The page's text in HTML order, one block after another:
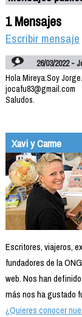
1 Mensajes
Escribir mensaje
26/03/2022 -
Hola Mireya.Soy
jocafu83@gmail.com
Saludos.
Xavi y Carme
Escritores, viajeros,
fundadores de la
web. Nos han
más nos ha gustado
¿Quieres conocer